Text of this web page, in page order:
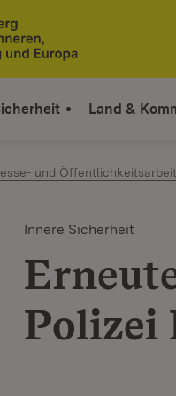
Land &
und Öffentlichkeitsarbeit
Innere Sicherheit
Polizei